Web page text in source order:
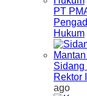
PT
Hukum
Sidang
Rektor
ago